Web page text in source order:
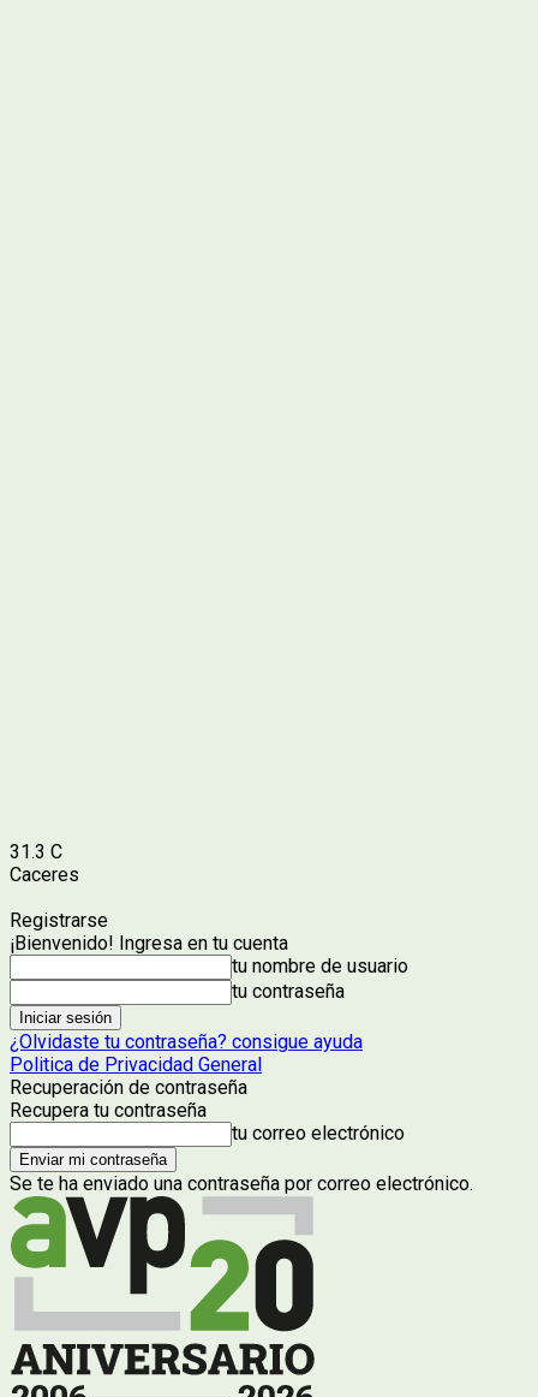
31.3 C
Caceres
Registrarse
¡Bienvenido! Ingresa en tu cuenta
tu nombre de usuario
tu contraseña
¿Olvidaste tu contraseña? consigue ayuda
Politica de Privacidad General
Recuperación de contraseña
Recupera tu contraseña
tu correo electrónico
Se te ha enviado una contraseña por correo electrónico.